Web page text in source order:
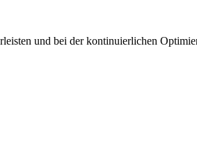
und bei der kontinuierlichen